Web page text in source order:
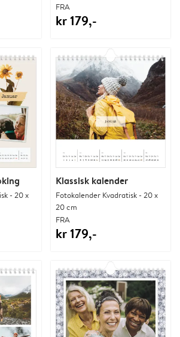
FRA
kr 179,-
- 20 x
Klassisk kalender
Fotokalender Kvadratisk - 20 x
20 cm
FRA
kr 179,-